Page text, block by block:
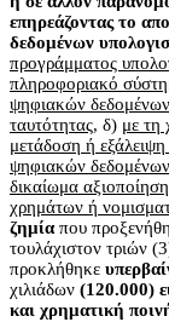
επηρεάζοντας το
δεδομένων
προγράμματος
πληροφοριακό
ψηφιακών
ταυτότητας, δ) με τη
μετάδοση ή
ψηφιακών
δικαίωμα
χρημάτων ή
ζημίαπου
τουλάχιστον τριών
προκλήθηκε
χιλιάδων (120.000)
και χρηματική